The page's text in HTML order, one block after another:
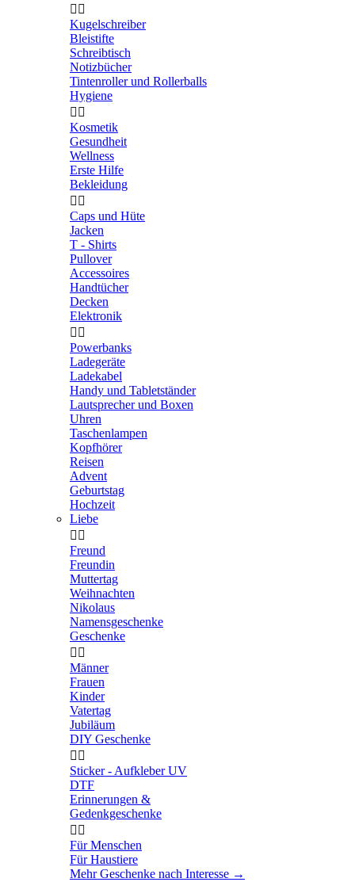
 
Kugelschreiber
Bleistifte
Schreibtisch
Notizbücher
Tintenroller und Rollerballs
Hygiene
 
Kosmetik
Gesundheit
Wellness
Erste Hilfe
Bekleidung
 
Caps und Hüte
Jacken
T - Shirts
Pullover
Accessoires
Handtücher
Decken
Elektronik
 
Powerbanks
Ladegeräte
Ladekabel
Handy und Tabletständer
Lautsprecher und Boxen
Uhren
Taschenlampen
Kopfhörer
Reisen
Advent
Geburtstag
Hochzeit
Liebe
 
Freund
Freundin
Muttertag
Weihnachten
Nikolaus
Namensgeschenke
Geschenke
 
Männer
Frauen
Kinder
Vatertag
Jubiläum
DIY Geschenke
 
Sticker - Aufkleber UV
DTF
Erinnerungen &
Gedenkgeschenke
 
Für Menschen
Für Haustiere
Mehr Geschenke nach Interesse →